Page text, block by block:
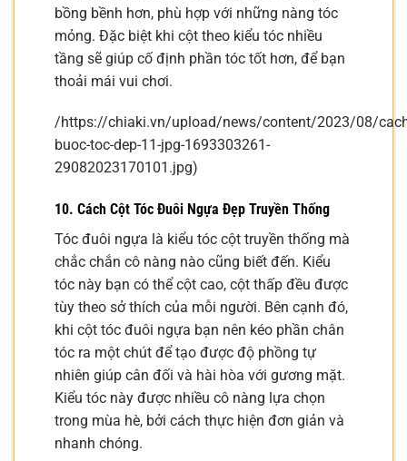
bồng bềnh hơn, phù hợp với những nàng tóc
mỏng. Đặc biệt khi cột theo kiểu tóc nhiều
tầng sẽ giúp cố định phần tóc tốt hơn, để bạn
thoải mái vui chơi.
/https://chiaki.vn/upload/news/content/2023/08/
buoc-toc-dep-11-jpg-1693303261-
29082023170101.jpg)
10. Cách Cột Tóc Đuôi Ngựa Đẹp Truyền Thống
Tóc đuôi ngựa là kiểu tóc cột truyền thống mà
chắc chắn cô nàng nào cũng biết đến. Kiểu
tóc này bạn có thể cột cao, cột thấp đều được
tùy theo sở thích của mỗi người. Bên cạnh đó,
khi cột tóc đuôi ngựa bạn nên kéo phần chân
tóc ra một chút để tạo được độ phồng tự
nhiên giúp cân đối và hài hòa với gương mặt.
Kiểu tóc này được nhiều cô nàng lựa chọn
trong mùa hè, bởi cách thực hiện đơn giản và
nhanh chóng.